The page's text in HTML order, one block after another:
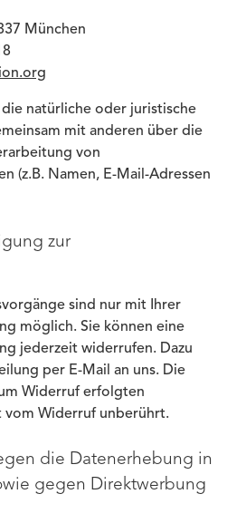
München
natürliche oder juristische
mit anderen über die
von
(z.B. Namen, E-Mail-Adressen
zur
sind nur mit Ihrer
möglich. Sie können eine
jederzeit widerrufen. Dazu
per E-Mail an uns. Die
Widerruf erfolgten
Widerruf unberührt.
die Datenerhebung in
gegen Direktwerbung